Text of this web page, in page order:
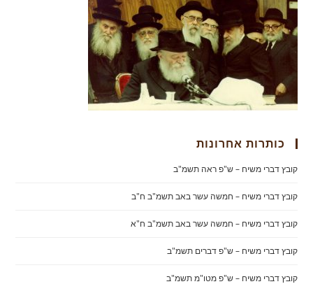
כותרות אחרונות
קובץ דברי משיח – ש"פ ראה תשמ"ב
קובץ דברי משיח – חמשה עשר באב תשמ"ב ח"ב
קובץ דברי משיח – חמשה עשר באב תשמ"ב ח"א
קובץ דברי משיח – ש"פ דברים תשמ"ב
קובץ דברי משיח – ש"פ מטו"מ תשמ"ב